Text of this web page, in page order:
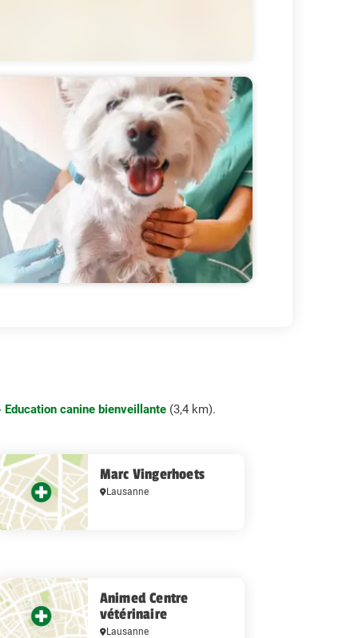
Education canine bienveillante(3,4 km).
Marc Vingerhoets
Lausanne
​Animed Centre
vétérinaire
Lausanne